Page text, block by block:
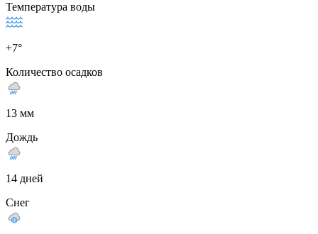
Температура воды
+7°
Количество осадков
13 мм
Дождь
14 дней
Снег